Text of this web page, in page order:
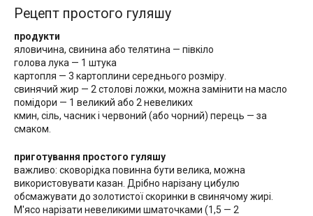
Рецепт простого гуляшу
продукти
яловичина, свинина або телятина — півкіло
голова лука — 1 штука
картопля — 3 картоплини середнього розміру.
свинячий жир — 2 столові ложки, можна замінити на масло
помідори — 1 великий або 2 невеликих
кмин, сіль, часник і червоний (або чорний) перець — за
смаком.
приготування простого гуляшу
важливо: сковорідка повинна бути велика, можна
використовувати казан. Дрібно нарізану цибулю
обсмажувати до золотистої скоринки в свинячому жирі.
М'ясо нарізати невеликими шматочками (1,5 — 2